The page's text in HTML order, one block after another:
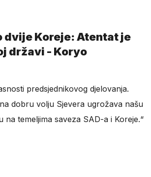
dvije Koreje: Atentat je
državi - Koryo
predsjednikovog djelovanja.
dobru volju Sjevera ugrožava našu
temeljima saveza SAD-a i Koreje.“